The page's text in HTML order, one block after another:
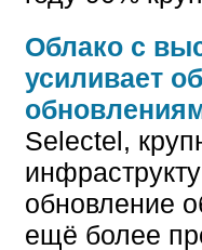
Облако с
усиливает
Selectel,
обновление
ещё более